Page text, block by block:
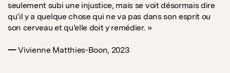
seulement subi une injustice, mais se voit désormais dire
qu’il y a quelque chose qui ne va pas dans son esprit ou
son cerveau et qu’elle doit y remédier. »
—Vivienne Matthies-Boon, 2023